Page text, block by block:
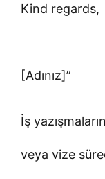
Kind regards,
[Adınız]”
İş
veya vize